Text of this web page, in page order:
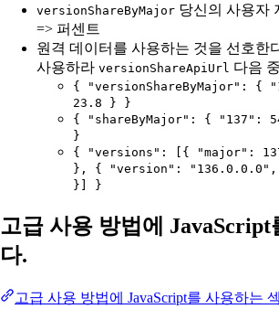
versionShareByMajor 당신의 사용자
=> 퍼센트
원격 데이터를 사용하는 것을 선호한
사용하라 versionShareApiUrl 다음
{ "versionShareByMajor": {
23.8 } }
{ "shareByMajor": { "137":
}
{ "versions": [{ "major":
}, { "version": "136.0.0.0",
}] }
고급 사용 방법에 JavaScript
다.
고급 사용 방법에 JavaScript를 사용하는